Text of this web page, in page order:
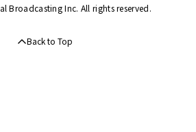
Broadcasting Inc. All rights reserved.
Back to Top